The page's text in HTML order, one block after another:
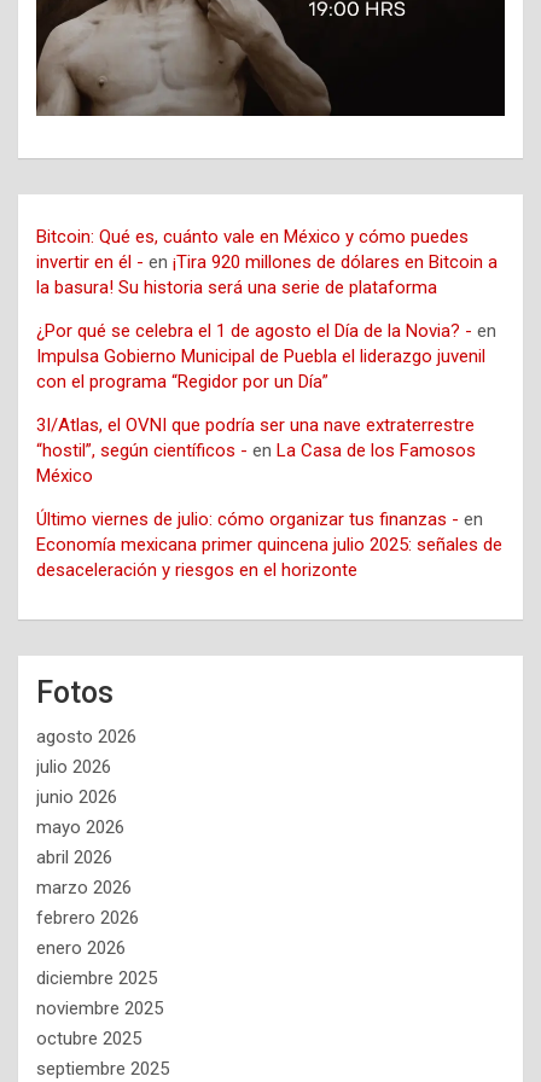
Bitcoin: Qué es, cuánto vale en México y cómo puedes
invertir en él - en ¡Tira 920 millones de dólares en Bitcoin a
la basura! Su historia será una serie de plataforma
¿Por qué se celebra el 1 de agosto el Día de la Novia? - en
Impulsa Gobierno Municipal de Puebla el liderazgo juvenil
con el programa “Regidor por un Día”
3I/Atlas, el OVNI que podría ser una nave extraterrestre
“hostil”, según científicos - en La Casa de los Famosos
México
Último viernes de julio: cómo organizar tus finanzas - en
Economía mexicana primer quincena julio 2025: señales de
desaceleración y riesgos en el horizonte
Fotos
agosto 2026
julio 2026
junio 2026
mayo 2026
abril 2026
marzo 2026
febrero 2026
enero 2026
diciembre 2025
noviembre 2025
octubre 2025
septiembre 2025